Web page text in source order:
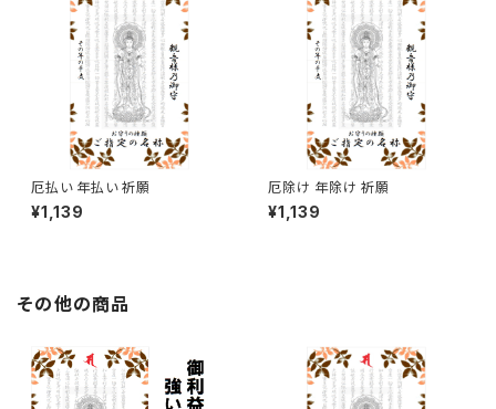
厄払い 年払い 祈願
¥1,139
厄除け 年除け 祈願
¥1,139
その他の商品